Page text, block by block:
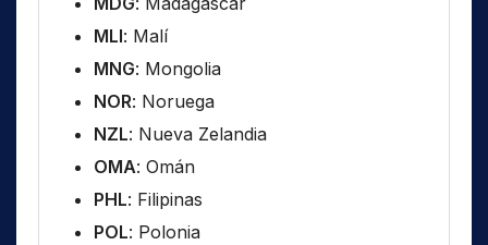
MLI: Malí
MNG: Mongolia
NOR: Noruega
NZL: Nueva Zelandia
OMA: Omán
PHL: Filipinas
POL: Polonia